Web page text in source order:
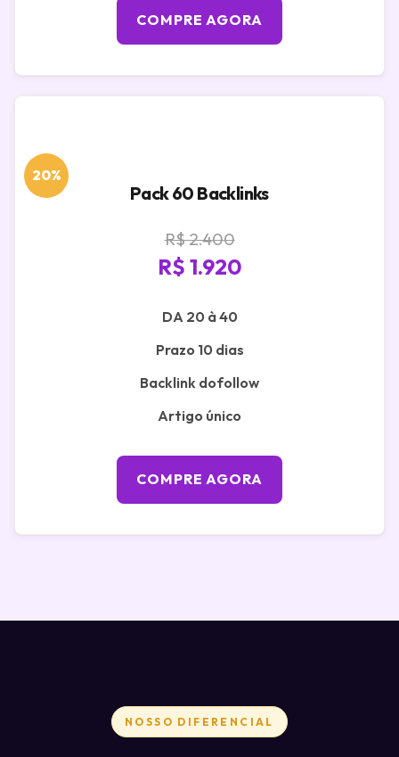
COMPRE AGORA
20%
Pack 60 Backlinks
R$ 2.400
R$ 1.920
DA 20 à 40
Prazo 10 dias
Backlink dofollow
Artigo único
COMPRE AGORA
NOSSO DIFERENCIAL